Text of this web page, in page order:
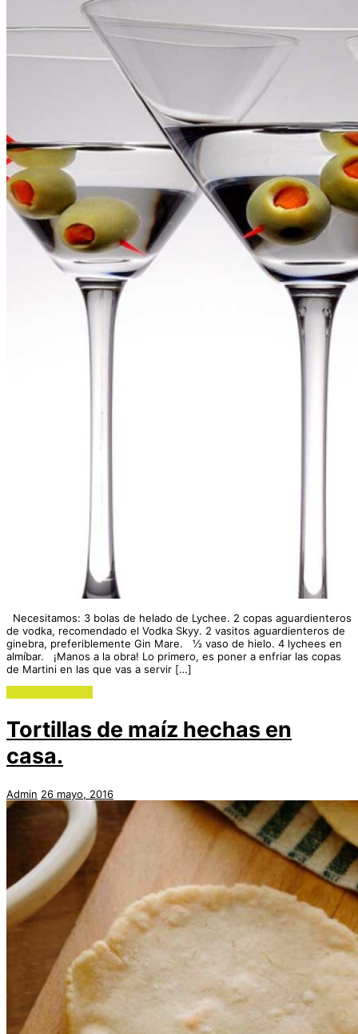
Necesitamos: 3 bolas de helado de Lychee. 2 copas aguardienteros
de vodka, recomendado el Vodka Skyy. 2 vasitos aguardienteros de
ginebra, preferiblemente Gin Mare. ½ vaso de hielo. 4 lychees en
almíbar. ¡Manos a la obra! Lo primero, es poner a enfriar las copas
de Martini en las que vas a servir […]
Tortillas de maíz hechas en
casa.
Admin 26 mayo, 2016